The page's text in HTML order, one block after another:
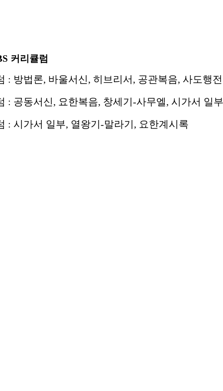
커리큘럼
: 방법론, 바울서신, 히브리서, 공관복음, 사도행전
: 공동서신, 요한복음, 창세기-사무엘, 시가서 일
: 시가서 일부, 열왕기-말라기, 요한계시록